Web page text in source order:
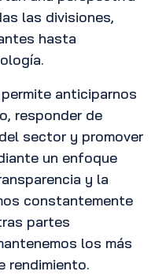
las divisiones,
hasta
anticiparnos
responder de
sector y promover
un enfoque
y la
constantemente
partes
los más
rendimiento.